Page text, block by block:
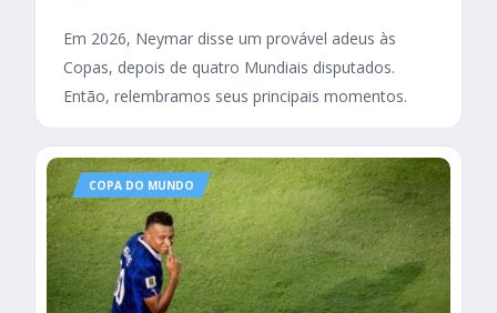
Em 2026, Neymar disse um provável adeus às
Copas, depois de quatro Mundiais disputados.
Então, relembramos seus principais momentos.
COPA DO MUNDO